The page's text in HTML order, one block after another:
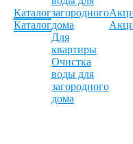
Каталог
Каталог
загородного
дома
Для
квартиры
Очистка
воды для
загородного
дома